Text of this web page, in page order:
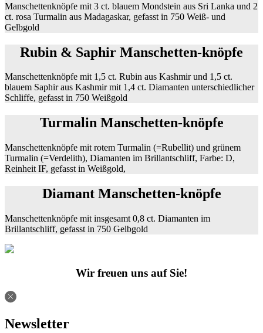
Manschettenknöpfe mit 3 ct. blauem Mondstein aus Sri Lanka und 2
ct. rosa Turmalin aus Madagaskar, gefasst in 750 Weiß- und
Gelbgold
Rubin & Saphir Manschetten-knöpfe
Manschettenknöpfe mit 1,5 ct. Rubin aus Kashmir und 1,5 ct.
blauem Saphir aus Kashmir mit 1,4 ct. Diamanten unterschiedlicher
Schliffe, gefasst in 750 Weißgold
Turmalin Manschetten-knöpfe
Manschettenknöpfe mit rotem Turmalin (=Rubellit) und grünem
Turmalin (=Verdelith), Diamanten im Brillantschliff, Farbe: D,
Reinheit IF, gefasst in Weißgold,
Diamant Manschetten-knöpfe
Manschettenknöpfe mit insgesamt 0,8 ct. Diamanten im
Brillantschliff, gefasst in 750 Gelbgold
Wir freuen uns auf Sie!
Newsletter